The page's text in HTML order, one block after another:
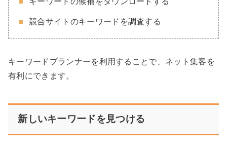
競合サイトのキーワードを調査する
キーワードプランナーを利用することで、ネット集客を
有利にできます。
新しいキーワードを見つける